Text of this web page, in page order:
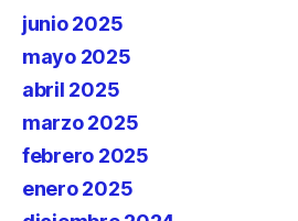
junio 2025
mayo 2025
abril 2025
marzo 2025
febrero 2025
enero 2025